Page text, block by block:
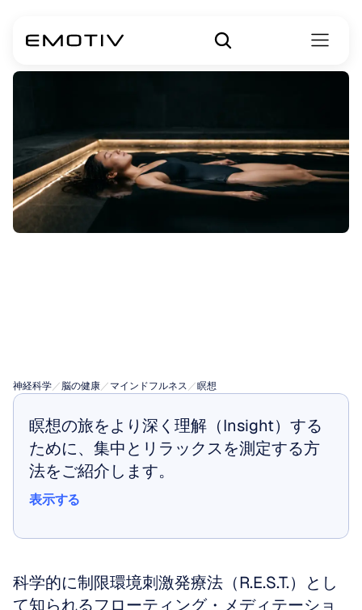
神経科学／脳の健康／マインドフルネス／瞑想
瞑想の旅をより深く理解（Insight）する
ために、集中とリラックスを測定する方
法をご紹介します。
表示する
科学的に制限環境刺激発療法（R.E.S.T.）とし
て知られるフローティング・メディテーショ